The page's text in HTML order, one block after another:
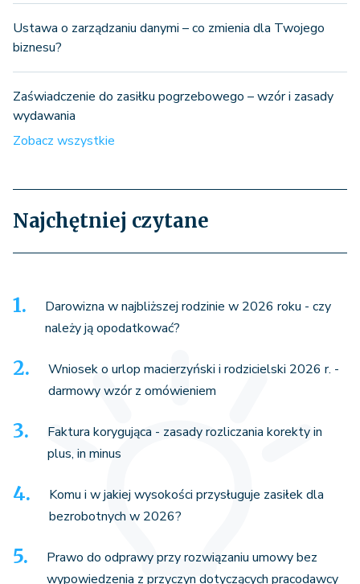
Ustawa o zarządzaniu danymi – co zmienia dla Twojego
biznesu?
Zaświadczenie do zasiłku pogrzebowego – wzór i zasady
wydawania
Zobacz wszystkie
Najchętniej czytane
Darowizna w najbliższej rodzinie w 2026 roku - czy
należy ją opodatkować?
Wniosek o urlop macierzyński i rodzicielski 2026 r. -
darmowy wzór z omówieniem
Faktura korygująca - zasady rozliczania korekty in
plus, in minus
Komu i w jakiej wysokości przysługuje zasiłek dla
bezrobotnych w 2026?
Prawo do odprawy przy rozwiązaniu umowy bez
wypowiedzenia z przyczyn dotyczących pracodawcy